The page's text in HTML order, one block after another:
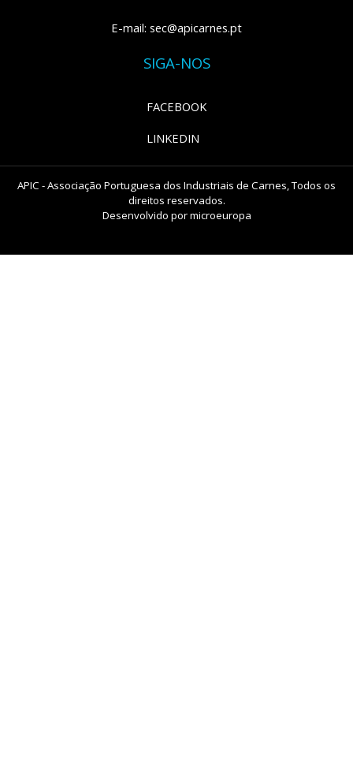
E-mail: sec@apicarnes.pt
SIGA-NOS
FACEBOOK
LINKEDIN
APIC - Associação Portuguesa dos Industriais de Carnes, Todos os
direitos reservados.
Desenvolvido pormicroeuropa